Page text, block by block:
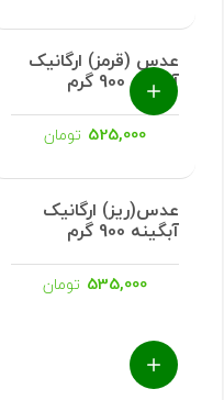
عدس (قرمز) ارگانیک
آبگینه 900 گرم
525,000 تومان
عدس(ریز) ارگانیک
آبگینه 900 گرم
535,000 تومان